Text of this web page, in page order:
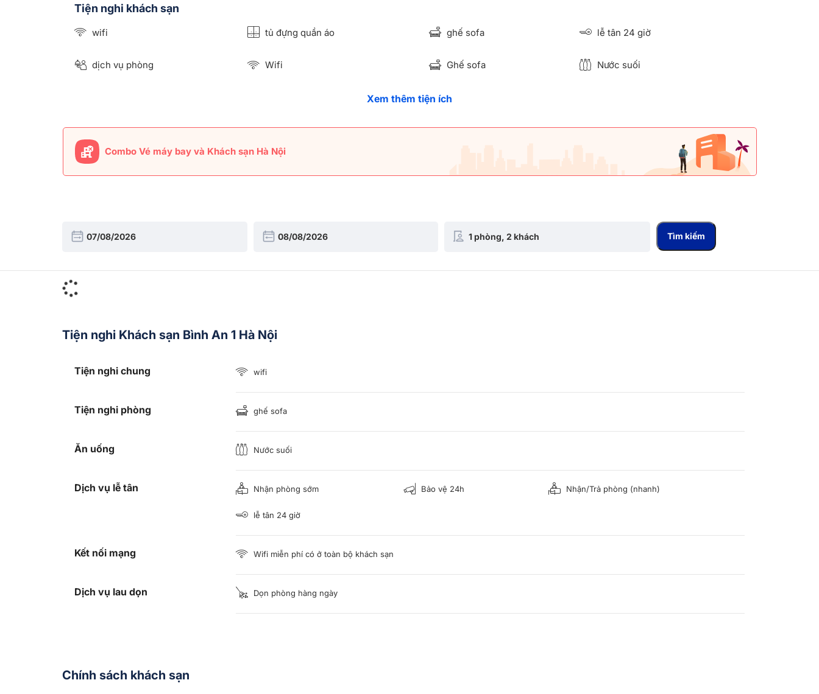
Tiện nghi khách sạn
wifi tủ đựng quần áo ghế sofa lễ tân 24 giờ
dịch vụ phòng Wifi Ghế sofa Nước suối
Xem thêm tiện ích
Combo Vé máy bay và Khách sạn Hà Nội
Tìm kiếm
Tiện nghi Khách sạn Bình An 1 Hà Nội
Tiện nghi chung wifi
Tiện nghi phòng ghế sofa
Ăn uống Nước suối
Dịch vụ lễ tân Nhận phòng sớm Bảo vệ 24h Nhận/Trả phòng (nhanh)
lễ tân 24 giờ
Kết nối mạng Wifi miễn phí có ở toàn bộ khách sạn
Dịch vụ lau dọn Dọn phòng hàng ngày
Chính sách khách sạn